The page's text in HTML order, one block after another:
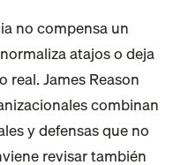
no compensa un
atajos o deja
James Reason
combinan
y defensas que no
revisar también